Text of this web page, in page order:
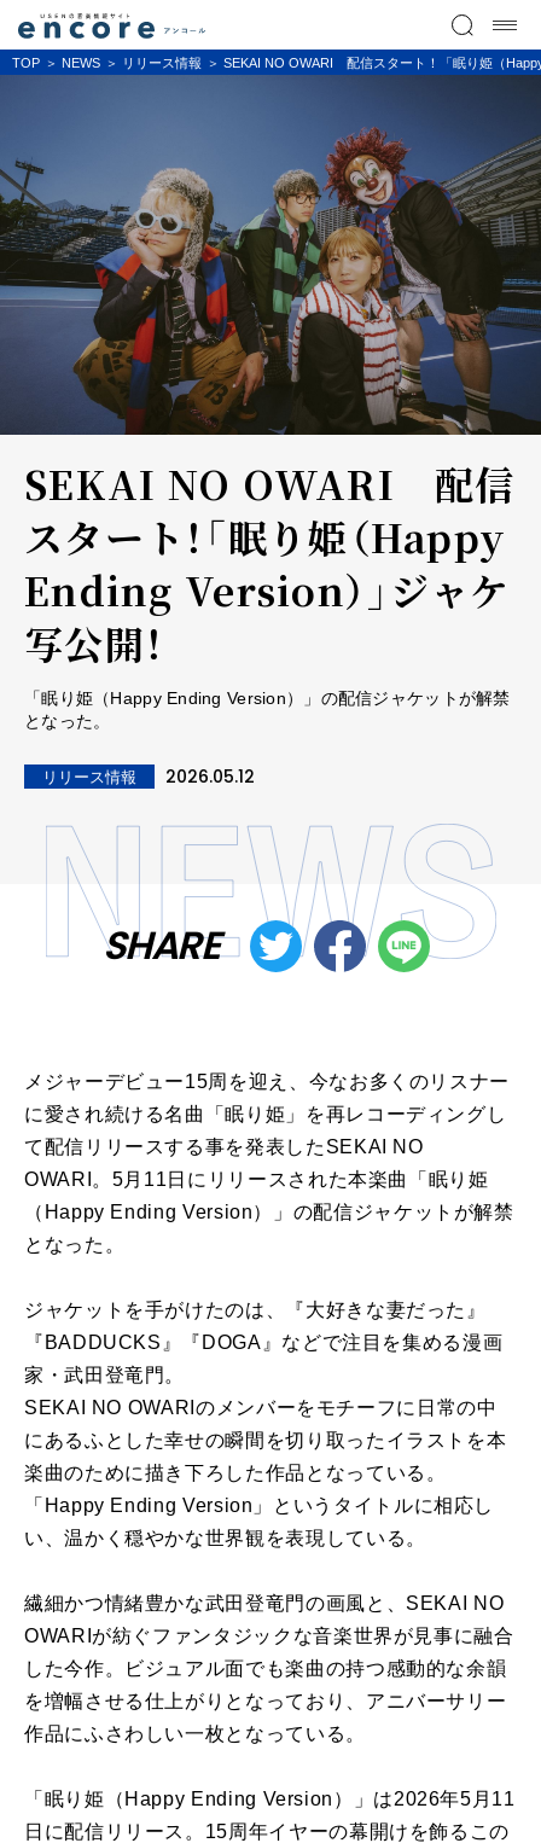
TOP NEWS リリース情報 SEKAI NO OWARI 配信スタート！「眠り姫（
SEKAI NO OWARI 配信
スタート！「眠り姫（Happy
Ending Version）」ジャケ
写公開！
「眠り姫（Happy Ending Version）」の配信ジャケットが解禁
となった。
リリース情報 2026.05.12
SHARE
メジャーデビュー15周を迎え、今なお多くのリスナー
に愛され続ける名曲「眠り姫」を再レコーディングし
て配信リリースする事を発表したSEKAI NO
OWARI。5月11日にリリースされた本楽曲「眠り姫
（Happy Ending Version）」の配信ジャケットが解禁
となった。
ジャケットを手がけたのは、『大好きな妻だった』
『BADDUCKS』『DOGA』などで注目を集める漫画
家・武田登竜門。
SEKAI NO OWARIのメンバーをモチーフに日常の中
にあるふとした幸せの瞬間を切り取ったイラストを本
楽曲のために描き下ろした作品となっている。
「Happy Ending Version」というタイトルに相応し
い、温かく穏やかな世界観を表現している。
繊細かつ情緒豊かな武田登竜門の画風と、SEKAI NO
OWARIが紡ぐファンタジックな音楽世界が見事に融合
した今作。ビジュアル面でも楽曲の持つ感動的な余韻
を増幅させる仕上がりとなっており、アニバーサリー
作品にふさわしい一枚となっている。
「眠り姫（Happy Ending Version）」は2026年5月11
日に配信リリース。15周年イヤーの幕開けを飾るこの